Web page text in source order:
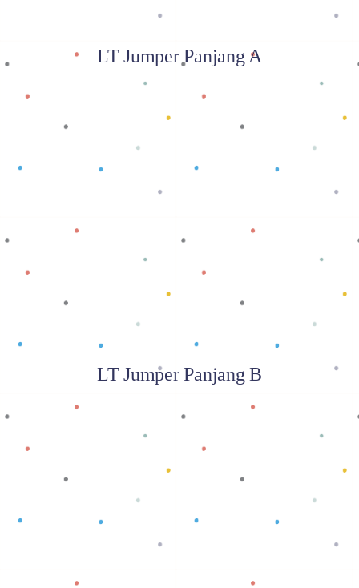
LT Jumper Panjang A
LT Jumper Panjang B
Baca selengkapnya